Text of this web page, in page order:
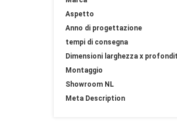
Aspetto
Anno di progettazione
tempi di consegna
Dimensioni larghezza x
Montaggio
Showroom NL
Meta Description